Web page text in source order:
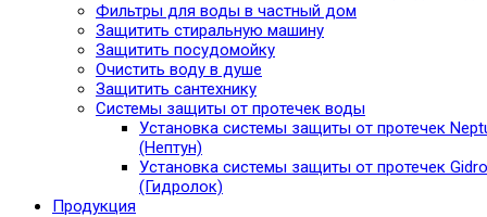
Фильтры для воды в частный дом
Защитить стиральную машину
Защитить посудомойку
Очистить воду в душе
Защитить сантехнику
Системы защиты от протечек воды
Установка системы защиты от протечек
(Нептун)
Установка системы защиты от протечек
(Гидролок)
Продукция